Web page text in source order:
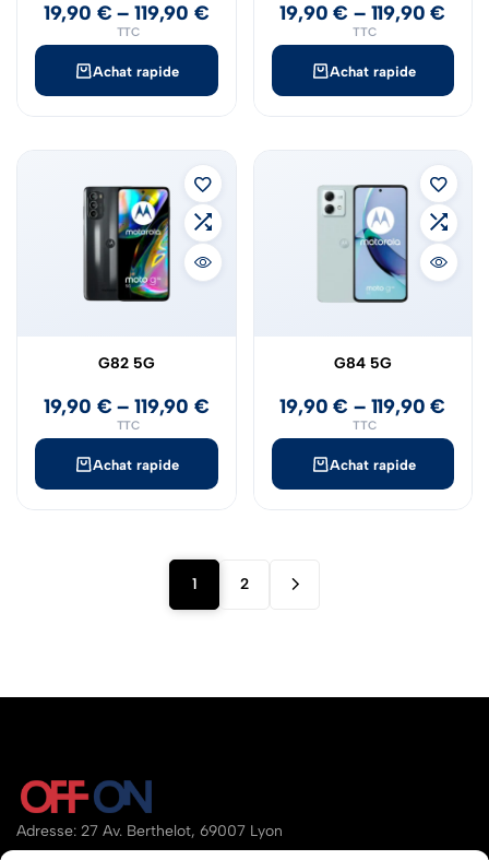
Achat rapide
19,90 € –119,90 €
TTC
Achat rapide
19,90€ – 119,90€
TTC
Achat rapide
G82 5G
19,90 € –119,90 €
TTC
Achat rapide
G84 5G
19,90€ – 119,90€
TTC
1 2
Adresse: 27 Av. Berthelot, 69007 Lyon